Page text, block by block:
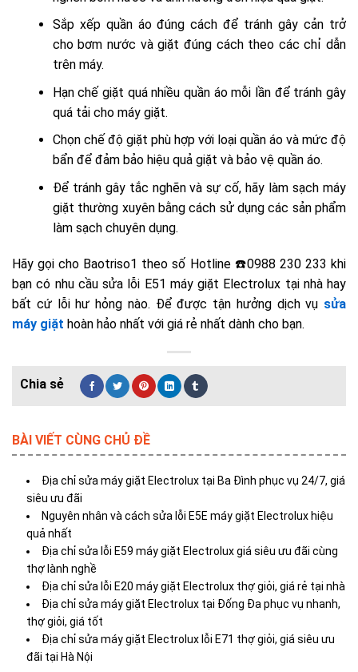
Sắp xếp quần áo đúng cách để tránh gây cản trở
cho bơm nước và giặt đúng cách theo các chỉ dẫn
trên máy.
Hạn chế giặt quá nhiều quần áo mỗi lần để tránh gây
quá tải cho máy giặt.
Chọn chế độ giặt phù hợp với loại quần áo và mức độ
bẩn để đảm bảo hiệu quả giặt và bảo vệ quần áo.
Để tránh gây tắc nghẽn và sự cố, hãy làm sạch máy
giặt thường xuyên bằng cách sử dụng các sản phẩm
làm sạch chuyên dụng.
Hãy gọi cho Baotriso1 theo số Hotline ☎️0988 230 233 khi
bạn có nhu cầu sửa lỗi E51 máy giặt Electrolux tại nhà hay
bất cứ lỗi hư hỏng nào. Để được tận hưởng dịch vụ sửa
máy giặt hoàn hảo nhất với giá rẻ nhất dành cho bạn.
BÀI VIẾT CÙNG CHỦ ĐỀ
Địa chỉ sửa máy giặt Electrolux tại Ba Đình phục vụ 24/7, giá
siêu ưu đãi
Nguyên nhân và cách sửa lỗi E5E máy giặt Electrolux hiệu
quả nhất
Địa chỉ sửa lỗi E59 máy giặt Electrolux giá siêu ưu đãi cùng
thợ lành nghề
Địa chỉ sửa lỗi E20 máy giặt Electrolux thợ giỏi, giá rẻ tại nhà
Địa chỉ sửa máy giặt Electrolux tại Đống Đa phục vụ nhanh,
thợ giỏi, giá tốt
Địa chỉ sửa máy giặt Electrolux lỗi E71 thợ giỏi, giá siêu ưu
đãi tại Hà Nội